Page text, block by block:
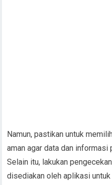
Namun, pastikan untuk
aman agar data dan
Selain itu, lakukan
disediakan oleh aplikasi